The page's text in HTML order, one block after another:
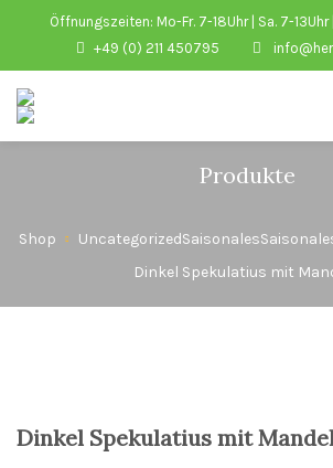
Öffnungszeiten: Mo-Fr. 7-18Uhr | Sa. 7-
+49 (0) 211 450795
Produkte
Shop UncategorizedSaisonales
Dinkel Spekulatius mit
Dinkel Spekulatius mit